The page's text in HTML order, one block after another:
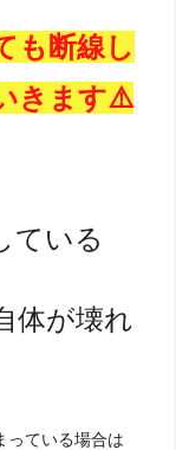
も断線し
きます⚠️
ている
体が壊れ
っている場合は